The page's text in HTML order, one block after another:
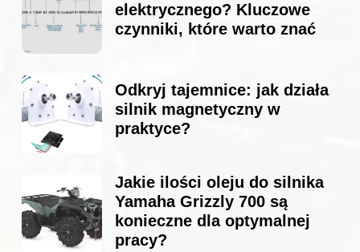
elektrycznego? Kluczowe
czynniki, które warto znać
Odkryj tajemnice: jak działa
silnik magnetyczny w
praktyce?
Jakie ilości oleju do silnika
Yamaha Grizzly 700 są
konieczne dla optymalnej
pracy?